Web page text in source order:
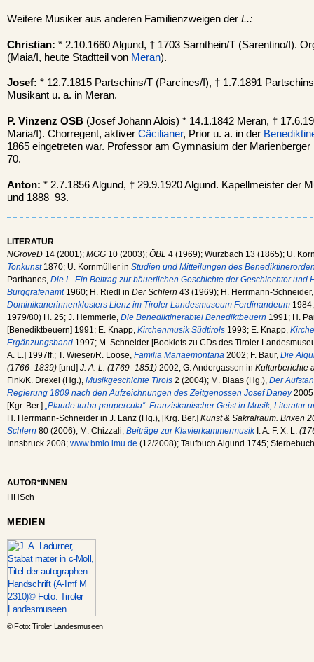
Weitere Musiker aus anderen Familienzweigen der L.:
Christian: * 2.10.1660 Algund, † 1703 Sarnthein/T (Sarentino/I).
(Maia/I, heute Stadtteil von Meran).
Josef: * 12.7.1815 Partschins/T (Parcines/I), † 1.7.1891
Musikant u. a. in Meran.
P. Vinzenz OSB (Josef Johann Alois) * 14.1.1842 Meran, †
Maria/I). Chorregent, aktiver Cäcilianer, Prior u. a. in der
1865 eingetreten war. Professor am Gymnasium der
70.
Anton: * 2.7.1856 Algund, † 29.9.1920 Algund. Kapellmeister der
und 1888–93.
LITERATUR
NGroveD 14 (2001); MGG 10 (2003); ÖBL 4 (1969); Wurzbach 13 (1865); U.
Tonkunst 1870; U. Kornmüller in Studien und Mitteilungen des
Parthanes, Die L. Ein Beitrag zur bäuerlichen Geschichte der Geschlechter und
Burggrafenamt 1960; H. Riedl in Der Schlern 43 (1969); H. Herrmann-
Dominikanerinnenklosters Lienz im Tiroler Landesmuseum Ferdinandeum
1979/80) H. 25; J. Hemmerle, Die Benediktinerabtei Benediktbeuern 1991; H.
[Benediktbeuern] 1991; E. Knapp, Kirchenmusik Südtirols 1993; E. Knapp,
Ergänzungsband 1997; M. Schneider [Booklets zu CDs des Tiroler
A. L.] 1997ff.; T. Wieser/R. Loose, Familia Mariaemontana 2002; F. Baur, Die
(1766–1839) [und] J. A. L. (1769–1851) 2002; G. Andergassen in Kulturberichte
Fink/K. Drexel (Hg.), Musikgeschichte Tirols 2 (2004); M. Blaas (Hg.), Der
Regierung 1809 nach den Aufzeichnungen des Zeitgenossen Josef Daney
[Kgr. Ber.] „Plaude turba paupercula“. Franziskanischer Geist in Musik, Literatur
H. Herrmann-Schneider in J. Lanz (Hg.), [Krg. Ber.] Kunst & Sakralraum. Brixen
Schlern 80 (2006); M. Chizzali, Beiträge zur Klavierkammermusik I. A. F. X. L.
Innsbruck 2008; www.bmlo.lmu.de (12/2008); Taufbuch Algund 1745;
AUTOR*INNEN
HHSch
MEDIEN
© Foto: Tiroler Landesmuseen